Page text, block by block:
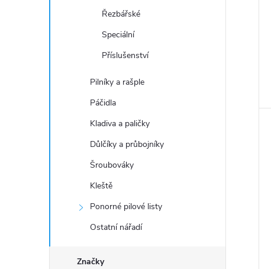
Řezbářské
Speciální
Příslušenství
Pilníky a rašple
Páčidla
Kladiva a paličky
Důlčíky a průbojníky
Šroubováky
Kleště
Ponorné pilové listy
Ostatní nářadí
Značky
t